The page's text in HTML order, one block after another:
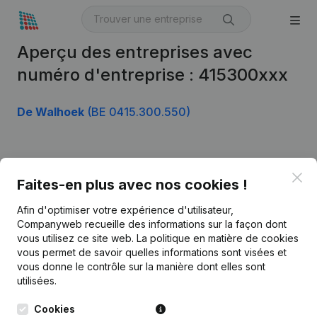
Aperçu des entreprises avec
numéro d'entreprise : 415300xxx
De Walhoek (BE 0415.300.550)
Faites-en plus avec nos cookies !
Afin d'optimiser votre expérience d'utilisateur,
Companyweb recueille des informations sur la façon dont
vous utilisez ce site web. La politique en matière de cookies
vous permet de savoir quelles informations sont visées et
vous donne le contrôle sur la manière dont elles sont
utilisées.
Cookies
Français
Kantorenpark Everest
Leuvensesteenweg
1800 Vilvoorde
Informations d’entreprise
Monitoring
Recherche internationale
Prospection